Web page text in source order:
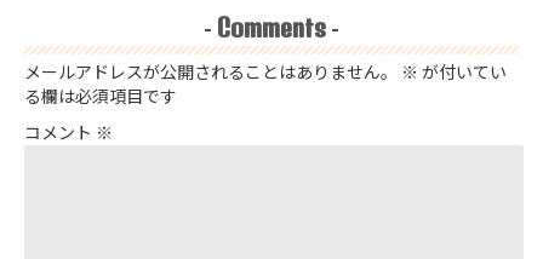
- Comments -
メールアドレスが公開されることはありません。 ※ が付いてい
る欄は必須項目です
コメント ※